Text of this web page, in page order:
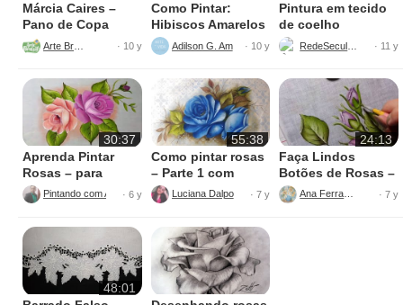
Márcia Caires –
Pano de Copa
Vaquinha Mimosa· 10 y
Como Pintar:
Hibiscos Amarelos
Adilson G. Amaral · 10 y
Pintura em tecido
de coelho
· 11 y
30:37
Aprenda Pintar
Rosas – para
Iniciantes
Pintando com Alegria· 6 y
55:38
Como pintar rosas
– Parte 1 com
Luciana Dalponte
Luciana Dalponte · 7 y
24:13
Faça Lindos
Botões de Rosas –
Pintura em Tecido
Ana Ferrante · 7 y
48:01